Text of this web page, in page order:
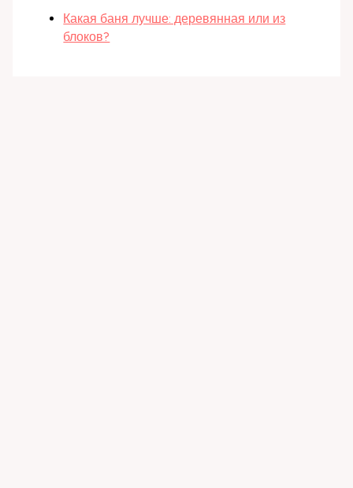
Какая баня лучше: деревянная или из
блоков?